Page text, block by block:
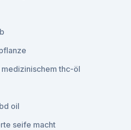
thc-öl
oil
seife macht